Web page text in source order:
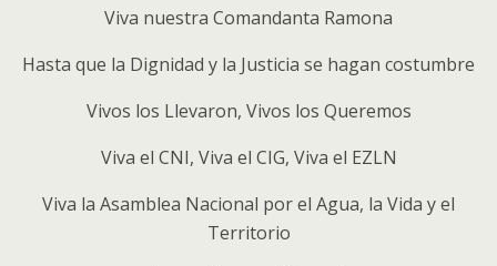
Viva nuestra Comandanta Ramona
Hasta que la Dignidad y la Justicia se hagan costumbre
Vivos los Llevaron, Vivos los Queremos
Viva el CNI, Viva el CIG, Viva el EZLN
Viva la Asamblea Nacional por el Agua, la Vida y el
Territorio